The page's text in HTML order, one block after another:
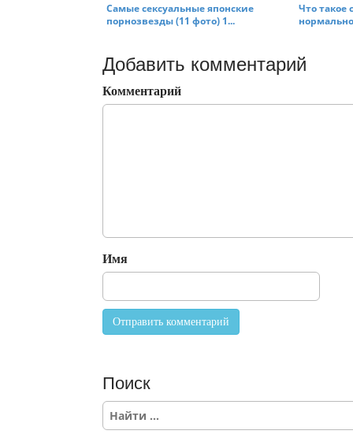
Самые сексуальные японские
порнозвезды (11 фото) 1...
Что такое
Добавить комментарий
Комментарий
Имя
Поиск
S
e